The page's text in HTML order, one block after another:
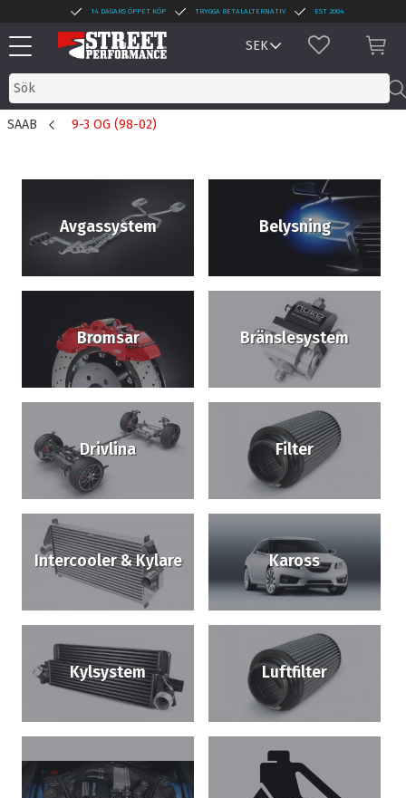
Meny
14 DAGARS ÖPPET KÖP TRYGGA BETALALTERNATIV EST 2004
FAVORITER
SAAB 9-3 OG (98-02)
Avgassystem Belysning
Bromsar Bränslesystem
Drivlina Filter
Intercooler & Kylare Kaross
Kylsystem Luftfilter